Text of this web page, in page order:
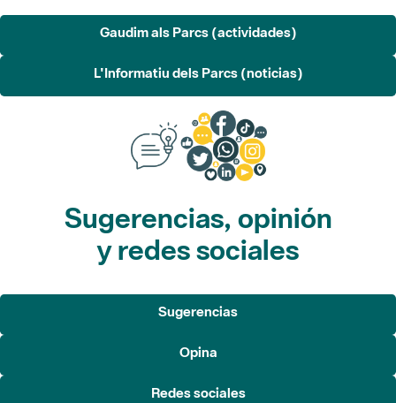
Gaudim als Parcs (actividades)
L'Informatiu dels Parcs (noticias)
Sugerencias, opinión
y redes sociales
Sugerencias
Opina
Redes sociales